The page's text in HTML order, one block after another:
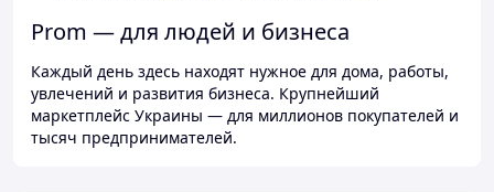
Prom — для людей и бизнеса
Каждый день здесь находят нужное для дома, работы,
увлечений и развития бизнеса. Крупнейший
маркетплейс Украины — для миллионов покупателей и
тысяч предпринимателей.